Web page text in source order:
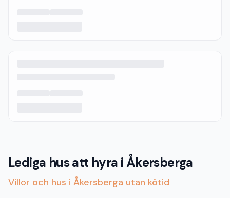
Lediga hus att hyra i Åkersberga
Villor och hus i Åkersberga utan kötid